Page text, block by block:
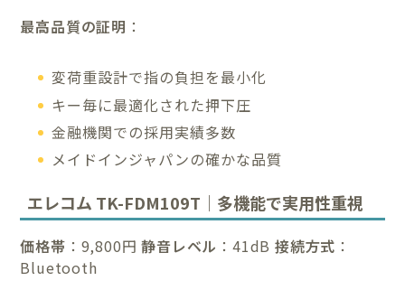
最高品質の証明 ：
変荷重設計で指の負担を最小化
キー毎に最適化された押下圧
金融機関での採用実績多数
メイドインジャパンの確かな品質
エレコム TK-FDM109T｜多機能で実用性重視
価格帯 ：9,800円静音レベル ：41dB接続方式 ：
Bluetooth